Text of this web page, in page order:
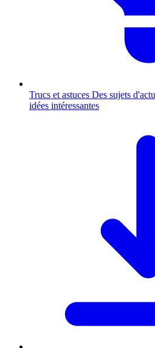
Trucs et astuces Des sujets
idées intéressantes